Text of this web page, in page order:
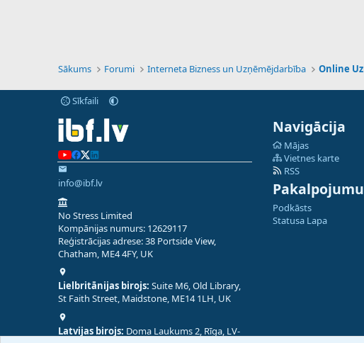
Sākums Forumi Interneta Bizness un Uzņēmējdarbība
Sīkfaili
info@ibf.lv
No Stress Limited
Kompānijas numurs: 12629117
Reģistrācijas adrese: 38 Portside View,
Chatham, ME4 4FY, UK
Lielbritānijas birojs: Suite M6, Old Library,
St Faith Street, Maidstone, ME14 1LH, UK
Latvijas birojs: Doma Laukums 2, Rīga, LV-
Navigācija
Mājas
Vietnes karte
RSS
Pakalpojumu
Podkāsts
Statusa Lapa